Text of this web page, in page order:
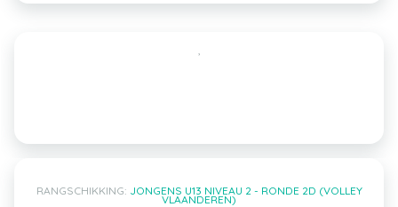
RANGSCHIKKING: JONGENS U13 NIVEAU 2 - RONDE 2D (VOLLEY
VLAANDEREN)